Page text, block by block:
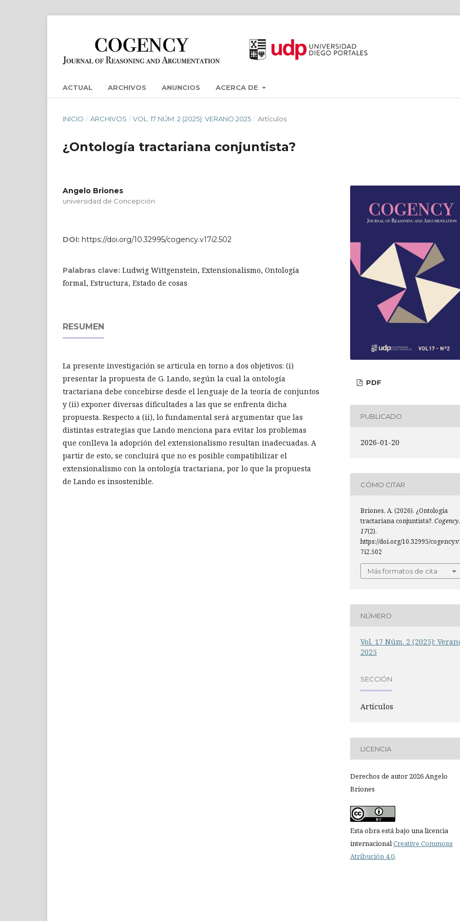
ACTUAL ARCHIVOS ANUNCIOS ACERCA DE
INICIO / ARCHIVOS / VOL. 17 NÚM. 2 (2025): VERANO 2025 / Artículos
¿Ontología tractariana conjuntista?
Angelo Briones
universidad de Concepción
DOI: https://doi.org/10.32995/cogency.v17i2.502
Palabras clave: Ludwig Wittgenstein, Extensionalismo, Ontología
formal, Estructura, Estado de cosas
RESUMEN
La presente investigación se articula en torno a dos objetivos: (i)
presentar la propuesta de G. Lando, según la cual la ontología
tractariana debe concebirse desde el lenguaje de la teoría de conjuntos
y (ii) exponer diversas dificultades a las que se enfrenta dicha
propuesta. Respecto a (ii), lo fundamental será argumentar que las
distintas estrategias que Lando menciona para evitar los problemas
que conlleva la adopción del extensionalismo resultan inadecuadas. A
partir de esto, se concluirá que no es posible compatibilizar el
extensionalismo con la ontología tractariana, por lo que la propuesta
de Lando es insostenible.
PDF
PUBLICADO
2026-01-20
CÓMO CITAR
Briones, A. (2026). ¿Ontología
tractariana conjuntista?. Cogency,
17(2).
https://doi.org/10.32995/
7i2.502
Más formatos de cita
NÚMERO
Vol. 17 Núm. 2 (2025):
2025
SECCIÓN
Artículos
LICENCIA
Derechos de autor 2026 Angelo
Briones
Esta obra está bajo una licencia
internacionalCreative Commons
Atribución 4.0.